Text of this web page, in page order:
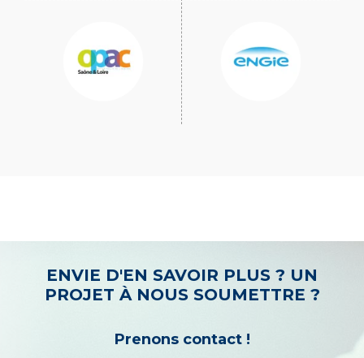
ENVIE D'EN SAVOIR PLUS ? UN
PROJET À NOUS SOUMETTRE ?
Prenons contact !